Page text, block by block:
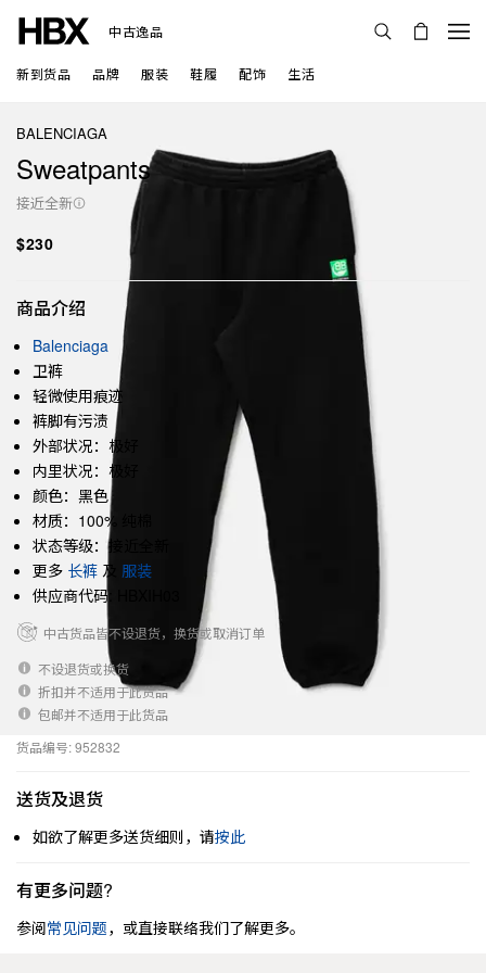
中古逸品
新到货品 品牌 服装 鞋履 配饰 生活
BALENCIAGA
Sweatpants
接近全新
$230
商品介绍
Balenciaga
卫裤
轻微使用痕迹
裤脚有污渍
外部状况：极好
内里状况：极好
颜色：黑色
材质：100% 纯棉
状态等级：接近全新
更多 长裤 及 服装
供应商代码: HBXIH03
中古货品皆不设退货，换货或取消订单
不设退货或换货
折扣并不适用于此货品
包邮并不适用于此货品
货品编号: 952832
送货及退货
如欲了解更多送货细则，请按此
有更多问题?
参阅常见问题，或直接联络我们了解更多。